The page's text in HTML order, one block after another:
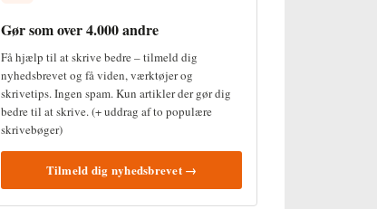
Gør som over 4.000 andre
Få hjælp til at skrive bedre – tilmeld dig
nyhedsbrevet og få viden, værktøjer og
skrivetips. Ingen spam. Kun artikler der gør dig
bedre til at skrive. (+ uddrag af to populære
skrivebøger)
Tilmeld dig nyhedsbrevet →